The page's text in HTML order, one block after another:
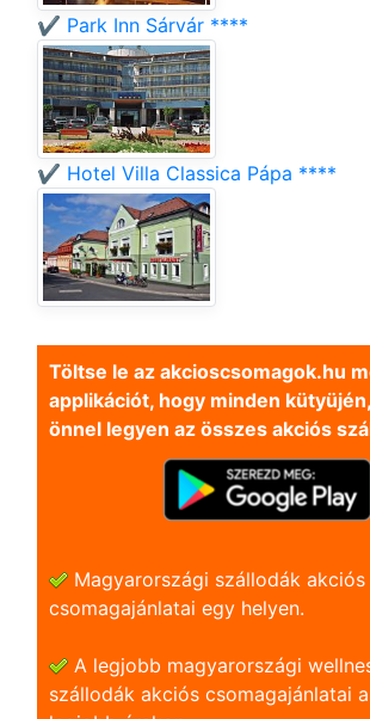
✔️ Park Inn Sárvár ****
✔️ Hotel Villa Classica Pápa ****
Töltse le az akcioscsomagok.hu
applikációt, hogy minden
önnel legyen az összes akciós
Magyarországi szállodák akciós
csomagajánlatai egy helyen.
A legjobb magyarországi
szállodák akciós csomagajánlatai a